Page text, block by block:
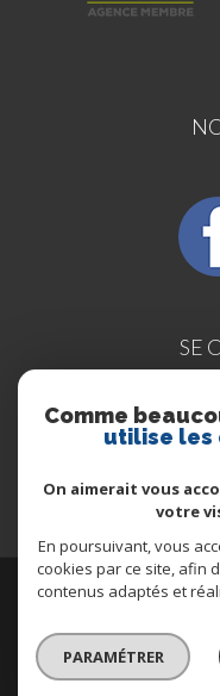
SE
© 2026 | Tous droits
Plan du site -Mentions légales-
Site
un seul
Comme
utilise les
On aimerait vous
votre
En poursuivant, vous
cookies par ce site, afin
contenus adaptés et
PARAMÉTRER